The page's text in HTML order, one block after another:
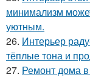
минимализм
уютным.
26. Интерьер
тёплые тона и
27. Ремонт дома